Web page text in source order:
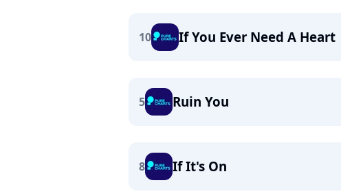
10 If You Ever Need A Heart
5 Ruin You
8 If It's On